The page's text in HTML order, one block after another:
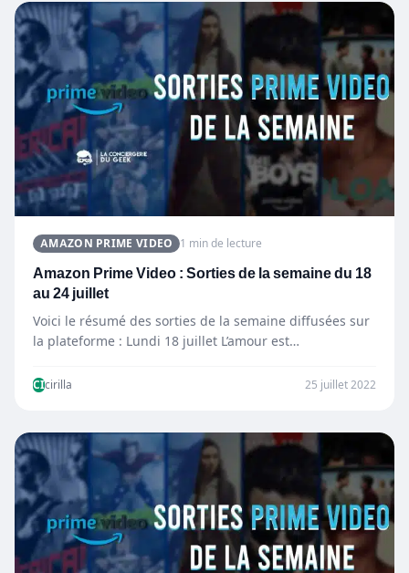
AMAZON PRIME VIDEO 1 min de lecture
Amazon Prime Video : Sorties de la semaine du 18
au 24 juillet
Voici le résumé des sorties de la semaine diffusées sur
la plateforme : Lundi 18 juillet L’amour est…
CIcirilla 25 juillet 2022